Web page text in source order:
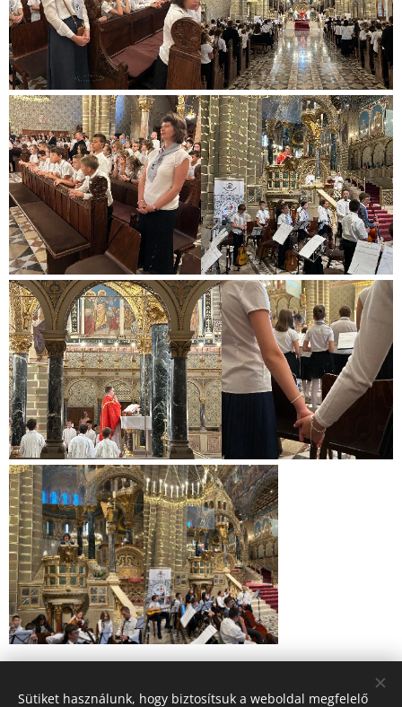
Sütiket használunk, hogy biztosítsuk a weboldal megfelelő